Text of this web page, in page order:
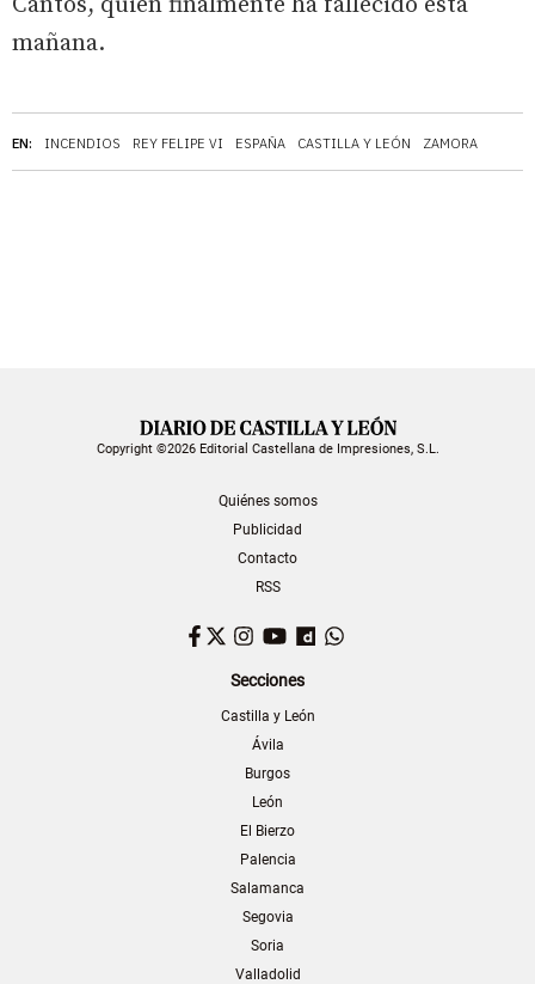
EN: INCENDIOS REY FELIPE VI ESPAÑA CASTILLA Y LEÓN ZAMORA
mañana.
Copyright ©2026 Editorial Castellana de Impresiones, S.L.
Quiénes somos
Publicidad
Contacto
RSS
Facebook
TwitterInstagram
YouTubeDailymotion
Secciones
Castilla y León
Ávila
Burgos
León
El Bierzo
Palencia
Salamanca
Segovia
Soria
Valladolid